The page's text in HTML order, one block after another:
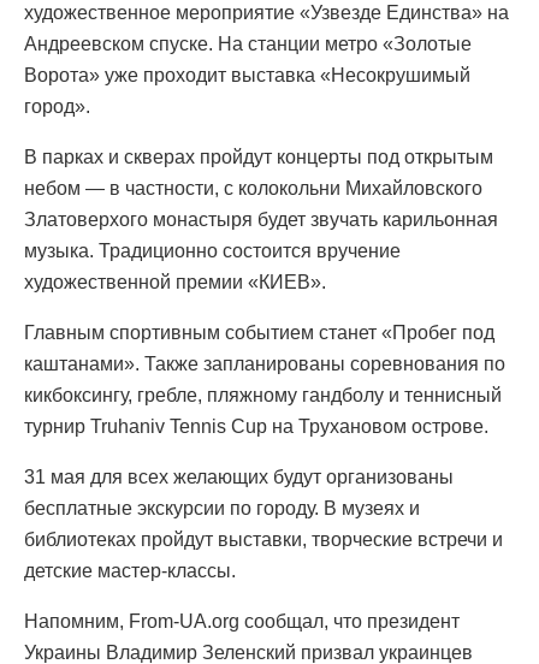
художественное мероприятие «Узвезде Единства» на
Андреевском спуске. На станции метро «Золотые
Ворота» уже проходит выставка «Несокрушимый
город».
В парках и скверах пройдут концерты под открытым
небом — в частности, с колокольни Михайловского
Златоверхого монастыря будет звучать карильонная
музыка. Традиционно состоится вручение
художественной премии «КИЕВ».
Главным спортивным событием станет «Пробег под
каштанами». Также запланированы соревнования по
кикбоксингу, гребле, пляжному гандболу и теннисный
турнир Truhaniv Tennis Cup на Трухановом острове.
31 мая для всех желающих будут организованы
бесплатные экскурсии по городу. В музеях и
библиотеках пройдут выставки, творческие встречи и
детские мастер-классы.
Напомним, From-UA.org сообщал, что президент
Украины Владимир Зеленский призвал украинцев